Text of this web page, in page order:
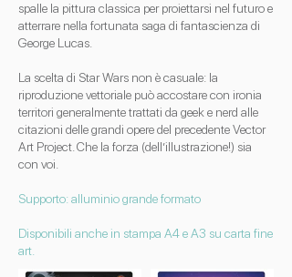
spalle la pittura classica per proiettarsi nel futuro e
atterrare nella fortunata saga di fantascienza di
George Lucas.
La scelta di Star Wars non è casuale: la
riproduzione vettoriale può accostare con ironia
territori generalmente trattati da geek e nerd alle
citazioni delle grandi opere del precedente Vector
Art Project. Che la forza (dell’illustrazione!) sia
con voi.
Supporto: alluminio grande formato
Disponibili anche in stampa A4 e A3 su carta fine
art.